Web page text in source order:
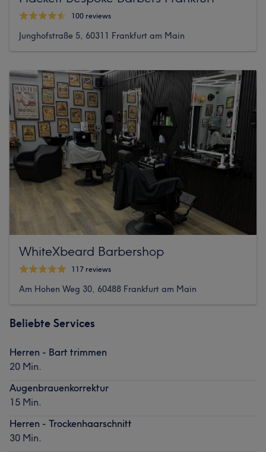
100 reviews
Junghofstraße 5, 60311 Frankfurt am Main
WhiteXbeard Barbershop
117 reviews
Am Hohen Weg 30, 60488 Frankfurt am Main
Beliebte Services
Herren - Bart trimmen
20 Min.
Augenbrauenkorrektur
15 Min.
Herren - Trockenhaarschnitt
30 Min.